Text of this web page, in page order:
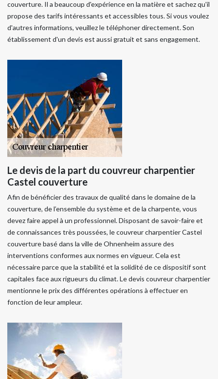
couverture. Il a beaucoup d'expérience en la matière et sachez qu'il
propose des tarifs intéressants et accessibles tous. Si vous voulez
d'autres informations, veuillez le téléphoner directement. Son
établissement d'un devis est aussi gratuit et sans engagement.
Le devis de la part du couvreur charpentier
Castel couverture
Afin de bénéficier des travaux de qualité dans le domaine de la
couverture, de l’ensemble du système et de la charpente, vous
devez faire appel à un professionnel. Disposant de savoir-faire et
de connaissances très poussées, le couvreur charpentier Castel
couverture basé dans la ville de Ohnenheim assure des
interventions conformes aux normes en vigueur. Cela est
nécessaire parce que la stabilité et la solidité de ce dispositif sont
capitales face aux rigueurs du climat. Le devis couvreur charpentier
mentionne le prix des différentes opérations à effectuer en
fonction de leur ampleur.